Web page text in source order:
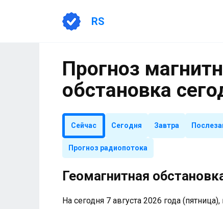
RS
Прогноз
обстановка
Сейчас Сегодня Завтра
Прогноз радиопотока
Геомагнитная
На сегодня 7 августа 2026 года